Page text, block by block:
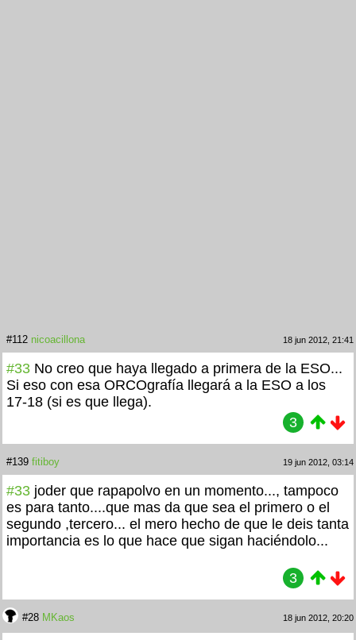
#112 nicoacillona 18 jun 2012, 21:41
#33 No creo que haya llegado a primera de la ESO...
Si eso con esa ORCOgrafía llegará a la ESO a los
17-18 (si es que llega).
3
#139 fitiboy 19 jun 2012, 03:14
#33 joder que rapapolvo en un momento..., tampoco
es para tanto....que mas da que sea el primero o el
segundo ,tercero... el mero hecho de que le deis tanta
importancia es lo que hace que sigan haciéndolo...
3
#28 MKaos 18 jun 2012, 20:20